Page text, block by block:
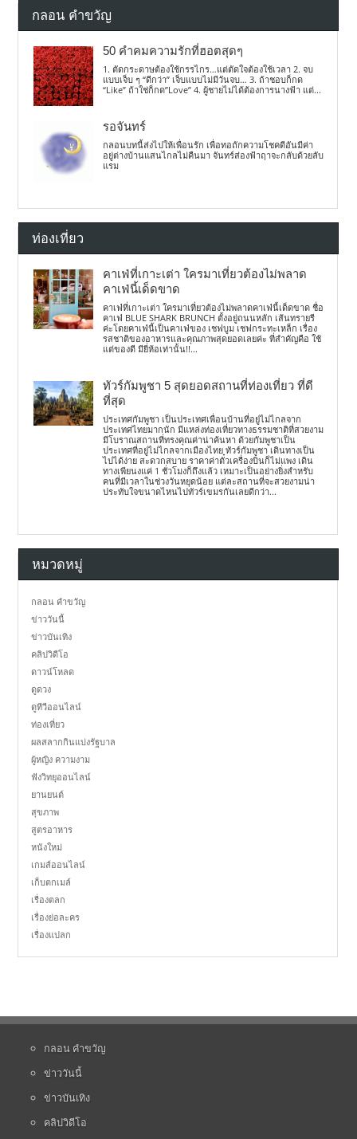
กลอน คำขวัญ
50 คำคมความรักที่ฮอตสุดๆ
1. ตัดกระดาษต้องใช้กรรไกร…แต่ตัดใจต้องใช้เวลา 2. จบ
แบบเจ็บ ๆ “ดีกว่า” เจ็บแบบไม่มีวันจบ… 3. ถ้าชอบก็กด
“Like” ถ้าใช่ก็กด”Love” 4. ผู้ชายไม่ได้ต้องการนางฟ้า แต่...
รอจันทร์
กลอนบทนี้ส่งไปให้เพื่อนรัก เพื่อทอถักความโชคดีอันมีค่า
อยู่ต่างบ้านแสนไกลไม่คืนมา จันทร์ส่องฟ้าฤาจะกลับด้วยลับ
แรม
ท่องเที่ยว
คาเฟ่ที่เกาะเต่า ใครมาเที่ยวต้องไม่พลาด
คาเฟ่นี้เด็ดขาด
คาเฟ่ที่เกาะเต่า ใครมาเที่ยวต้องไม่พลาดคาเฟ่นี้เด็ดขาด ชื่อ
คาเฟ่ BLUE SHARK BRUNCH ตั้งอยู่ถนนหลัก เส้นทรายรี
ค่ะโดยคาเฟ่นี้เป็นคาเฟ่ของ เชฟบูม เชฟกระทะเหล็ก เรื่อง
รสชาติของอาหารและคุณภาพสุดยอดเลยค่ะ ที่สำคัญคือ ใช้
แต่ของดี มียี่ห้อเท่านั้น!!...
ทัวร์กัมพูชา 5 สุดยอดสถานที่ท่องเที่ยว ที่ดี
ที่สุด
ประเทศกัมพูชา เป็นประเทศเพื่อนบ้านที่อยู่ไม่ไกลจาก
ประเทศไทยมากนัก มีแหล่งท่องเที่ยวทางธรรมชาติที่สวยงาม
มีโบราณสถานที่ทรงคุณค่าน่าค้นหา ด้วยกัมพูชาเป็น
ประเทศที่อยู่ไม่ไกลจากเมืองไทย ทัวร์กัมพูชา เดินทางเป็น
ไปได้ง่าย สะดวกสบาย ราคาค่าตั๋วเครื่องบินก็ไม่แพง เดิน
ทางเพียนงแค่ 1 ชั่วโมงก็ถึงแล้ว เหมาะเป็นอย่างยิ่งสำหรับ
คนที่มีเวลาในช่วงวันหยุดน้อย แต่ละสถานที่จะสวยงามน่า
ประทับใจขนาดไหนไปทัวร์เขมรกันเลยดีกว่า...
หมวดหมู่
กลอน คำขวัญ
ข่าววันนี้
ข่าวบันเทิง
คลิปวิดีโอ
ดาวน์โหลด
ดูดวง
ดูทีวีออนไลน์
ท่องเที่ยว
ผลสลากกินแบ่งรัฐบาล
ผู้หญิง ความงาม
ฟังวิทยุออนไลน์
ยานยนต์
สุขภาพ
สูตรอาหาร
หนังใหม่
เกมส์ออนไลน์
เก็บตกเมล์
เรื่องตลก
เรื่องย่อละคร
เรื่องแปลก
กลอน คำขวัญ
ข่าววันนี้
ข่าวบันเทิง
คลิปวิดีโอ